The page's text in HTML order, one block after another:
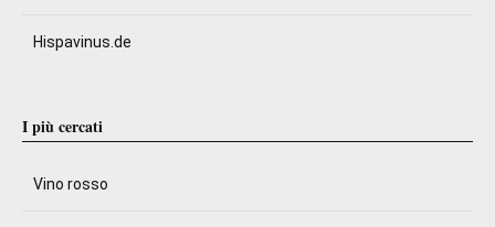
Hispavinus.de
I più cercati
Vino rosso